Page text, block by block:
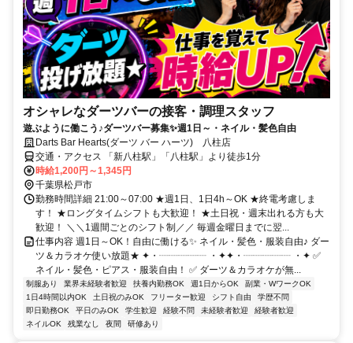
オシャレなダーツバーの接客・調理スタッフ
遊ぶように働こう♪ダーツバー募集✨週1日～・ネイル・髪色自由
Darts Bar Hearts(ダーツ バー ハーツ) 八柱店
交通・アクセス 「新八柱駅」「八柱駅」より徒歩1分
時給1,200円～1,345円
千葉県松戸市
勤務時間詳細 21:00～07:00 ★週1日、1日4h～OK ★終電考慮しま
す！ ★ロングタイムシフトも大歓迎！ ★土日祝・週末出れる方も大
歓迎！ ＼＼1週間ごとのシフト制／／ 毎週金曜日までに翌...
仕事内容 週1日～OK！自由に働ける✨ ネイル・髪色・服装自由♪ ダー
ツ＆カラオケ使い放題★ ✦・┈┈┈┈┈ ・✦✦・┈┈┈┈┈ ・✦ ✅
ネイル・髪色・ピアス・服装自由！ ✅ ダーツ＆カラオケが無...
制服あり 業界未経験者歓迎 扶養内勤務OK 週1日からOK
副業・WワークOK
1日4時間以内OK
土日祝のみOK フリーター歓迎 シフト自由
学歴不問
即日勤務OK
平日のみOK 学生歓迎 経験不問 未経験者歓迎
経験者歓迎
ネイルOK
残業なし 夜間 研修あり